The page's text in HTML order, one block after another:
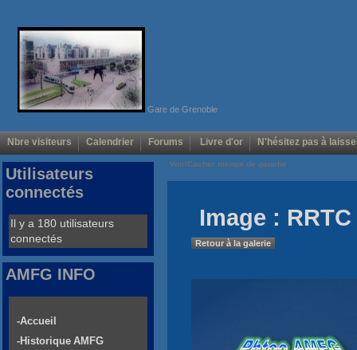
Gare de Grenoble
Nbre visiteurs Calendrier Forums Livre d'or N'hésitez pas à
Voir/Cacher menus de gauche
Image :
Retour à la galerie
Utilisateurs
connectés
Il y a 180 utilisateurs
connectés
AMFG INFO
-Accueil
-Historique AMFG